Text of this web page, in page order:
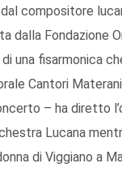
compositore
dalla Fondazione
una fisarmonica
Cantori
– ha diretto
Lucana
di Viggiano a